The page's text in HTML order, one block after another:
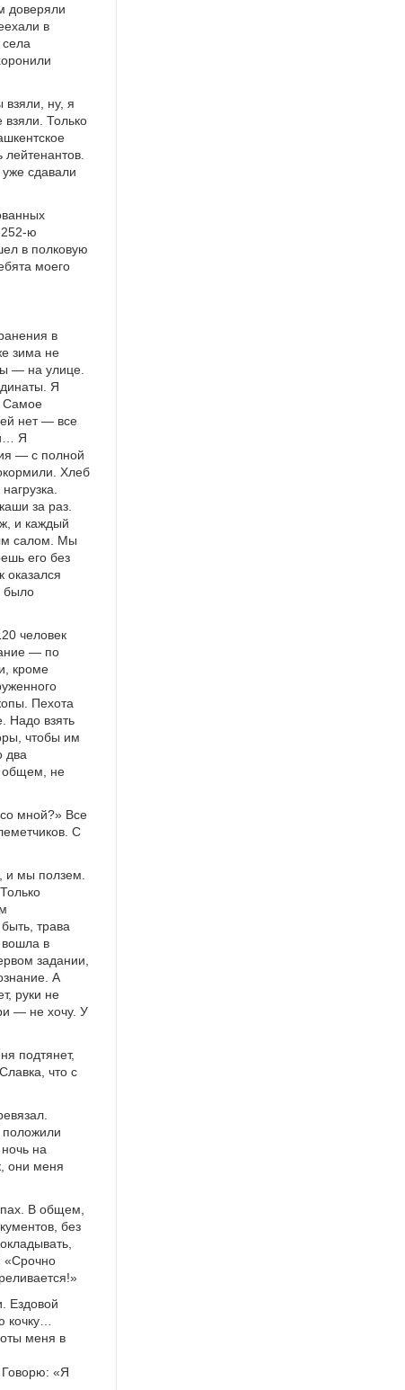
доверяли
в
взяли, ну, я
Только
сдавали
252-ю
в полковую
моего
в
зима не
— на улице.
Я
Самое
нет — все
Я
— с полной
Хлеб
за раз.
и каждый
салом. Мы
его без
оказался
было
человек
— по
кроме
Пехота
Надо взять
чтобы им
два
общем, не
мной?» Все
С
и мы ползем.
трава
вошла в
задании,
А
руки не
— не хочу. У
подтянет,
что с
положили
на
они меня
В общем,
без
«Срочно
Ездовой
кочку…
меня в
«Я